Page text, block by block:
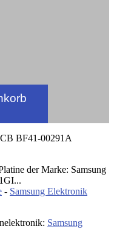
BF41-00291A
der Marke: Samsung
- Samsung Elektronik
Samsung